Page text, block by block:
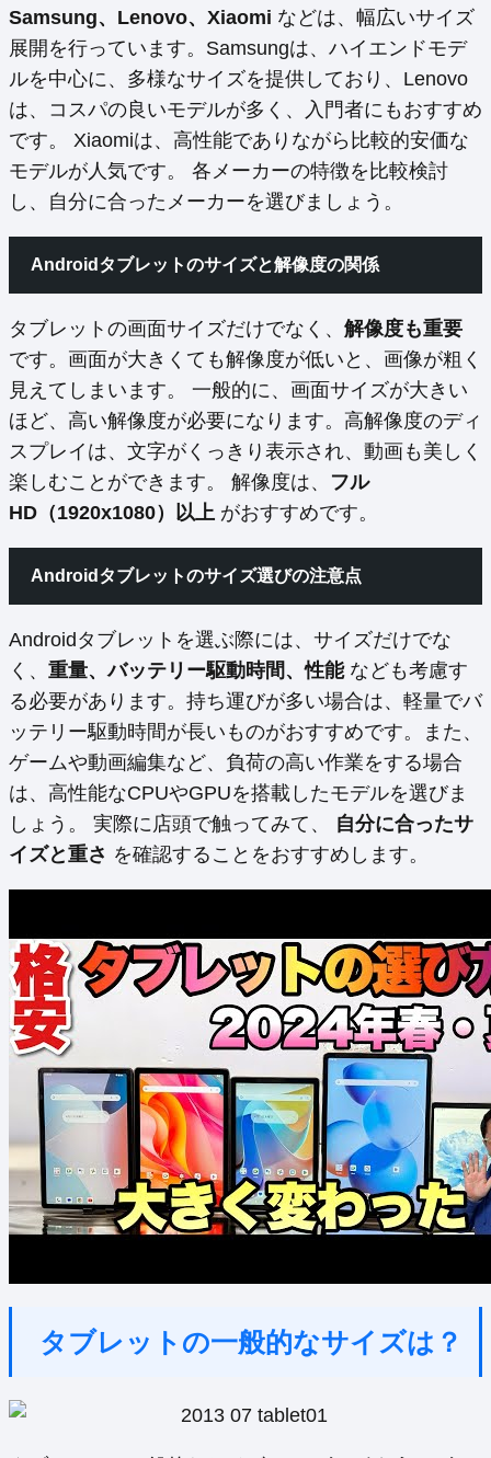
Samsung、Lenovo、Xiaomi などは、幅広いサイズ
展開を行っています。Samsungは、ハイエンドモデ
ルを中心に、多様なサイズを提供しており、Lenovo
は、コスパの良いモデルが多く、入門者にもおすすめ
です。 Xiaomiは、高性能でありながら比較的安価な
モデルが人気です。 各メーカーの特徴を比較検討
し、自分に合ったメーカーを選びましょう。
Androidタブレットのサイズと解像度の関係
タブレットの画面サイズだけでなく、 解像度も重要
です。画面が大きくても解像度が低いと、画像が粗く
見えてしまいます。 一般的に、画面サイズが大きい
ほど、高い解像度が必要になります。高解像度のディ
スプレイは、文字がくっきり表示され、動画も美しく
楽しむことができます。 解像度は、 フル
HD（1920x1080）以上 がおすすめです。
Androidタブレットのサイズ選びの注意点
Androidタブレットを選ぶ際には、サイズだけでな
く、 重量、バッテリー駆動時間、性能なども考慮す
る必要があります。持ち運びが多い場合は、軽量でバ
ッテリー駆動時間が長いものがおすすめです。また、
ゲームや動画編集など、負荷の高い作業をする場合
は、高性能なCPUやGPUを搭載したモデルを選びま
しょう。 実際に店頭で触ってみて、 自分に合ったサ
イズと重さ を確認することをおすすめします。
タブレットの一般的なサイズは？